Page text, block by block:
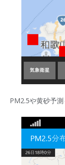
PM2.5や黄砂予測